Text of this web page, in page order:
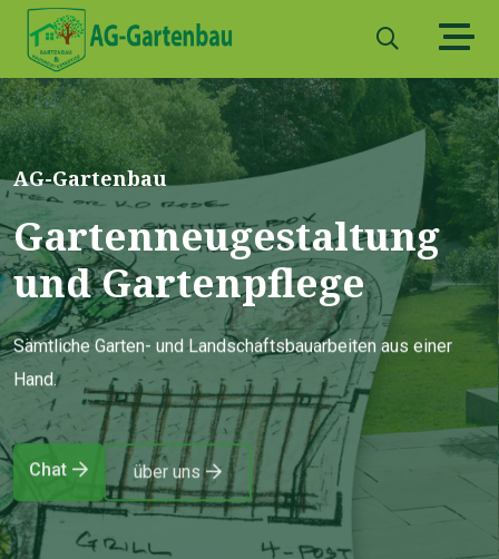
AG-Gartenbau
Gartenneugestaltung
und Gartenpflege
Sämtliche Garten- und Landschaftsbauarbeiten aus einer
Hand.
Chat über uns